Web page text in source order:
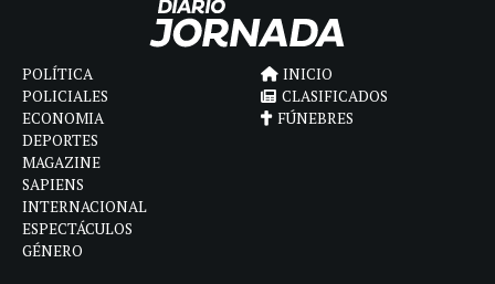
POLÍTICA
POLICIALES
ECONOMIA
DEPORTES
MAGAZINE
SAPIENS
INTERNACIONAL
ESPECTÁCULOS
GÉNERO
INICIO
CLASIFICADOS
FÚNEBRES